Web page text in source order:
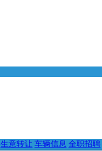
生意转让 车辆信息 全职招聘